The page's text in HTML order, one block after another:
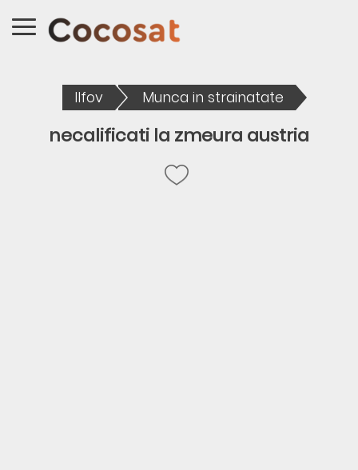
Ilfov Munca in strainatate
necalificati la zmeura austria